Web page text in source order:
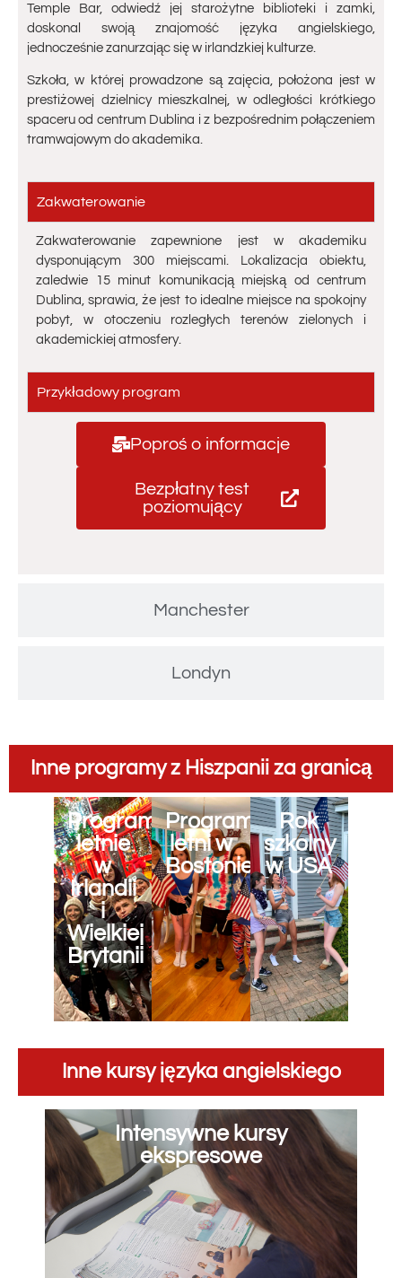
Manchester
Londyn
Temple Bar, odwiedź jej starożytne biblioteki i zamki,
doskonal swoją znajomość języka angielskiego,
jednocześnie zanurzając się w irlandzkiej kulturze.
Szkoła, w której prowadzone są zajęcia, położona jest w
prestiżowej dzielnicy mieszkalnej, w odległości krótkiego
spaceru od centrum Dublina i z bezpośrednim połączeniem
tramwajowym do akademika.
Zakwaterowanie
Zakwaterowanie zapewnione jest w akademiku
dysponującym 300 miejscami. Lokalizacja obiektu,
zaledwie 15 minut komunikacją miejską od centrum
Dublina, sprawia, że ​​jest to idealne miejsce na spokojny
pobyt, w otoczeniu rozległych terenów zielonych i
akademickiej atmosfery.
Przykładowy program
Poproś o informacje
Bezpłatny test
poziomujący
Inne programy z Hiszpanii za granicą
Programy
letnie
w
Irlandii
i
Wielkiej
Brytanii
Program
letni w
Bostonie
Rok
szkolny
w USA
Inne kursy języka angielskiego
Intensywne kursy
ekspresowe